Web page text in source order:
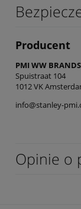
Producent
PMI WW
Spuistraat 104
1012 VK
info@stanley-
Opinie o